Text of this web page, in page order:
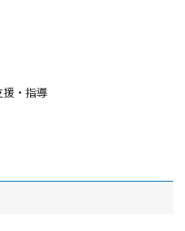
援・指導